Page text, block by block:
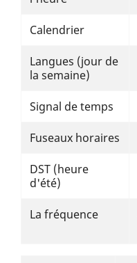
Calendrier
Langues (jour de
la semaine)
Signal de temps
Fuseaux horaires
DST (heure
d'été)
La fréquence